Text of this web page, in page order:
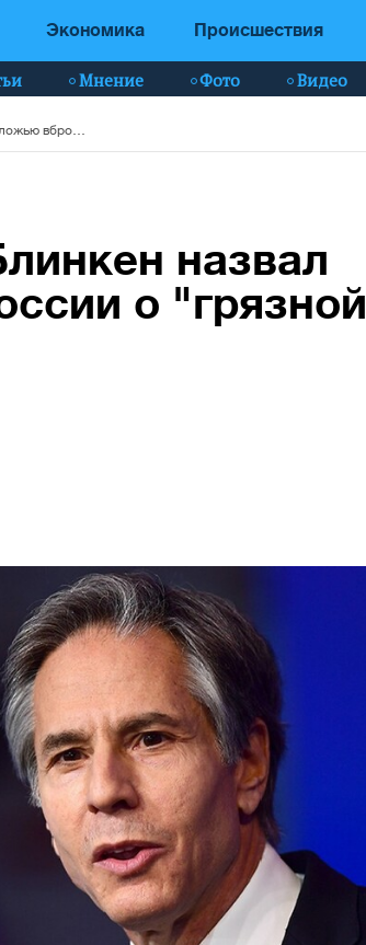
Экономика Происшествия
Мнение Фото Видео
назвал
о "грязной